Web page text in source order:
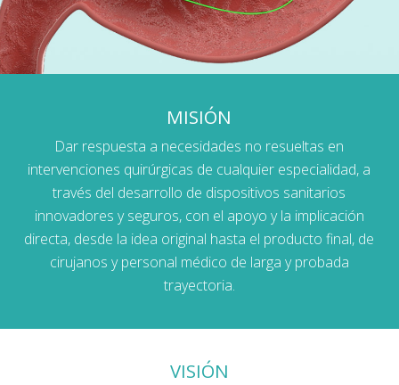
MISIÓN
Dar respuesta a necesidades no resueltas en
intervenciones quirúrgicas de cualquier especialidad, a
través del desarrollo de dispositivos sanitarios
innovadores y seguros, con el apoyo y la implicación
directa, desde la idea original hasta el producto final, de
cirujanos y personal médico de larga y probada
trayectoria.
VISIÓN